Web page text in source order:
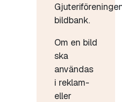
bildbank.
Om en bild
ska
användas
i reklam-
eller